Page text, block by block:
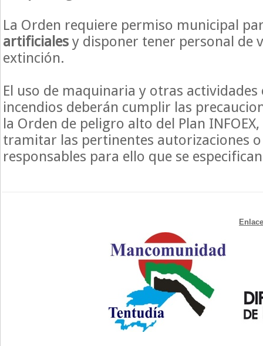
La Orden requiere permiso municipal
artificiales y disponer tener personal de
extinción.
El uso de maquinaria y otras actividades
incendios deberán cumplir las
la Orden de peligro alto del Plan
tramitar las pertinentes autorizaciones
responsables para ello que se